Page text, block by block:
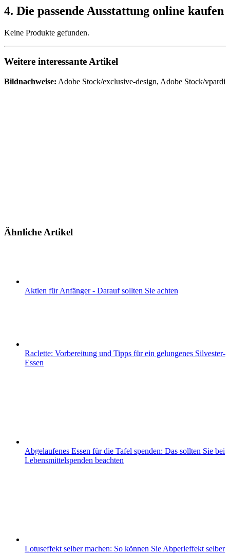
4. Die passende Ausstattung online kaufen
Keine Produkte gefunden.
Weitere interessante Artikel
Bildnachweise: Adobe Stock/exclusive-design, Adobe Stock/vpardi
Ähnliche Artikel
Aktien für Anfänger - Darauf sollten Sie achten
Raclette: Vorbereitung und Tipps für ein gelungenes Silvester-
Essen
Abgelaufenes Essen für die Tafel spenden: Das sollten Sie bei
Lebensmittelspenden beachten
Lotuseffekt selber machen: So können Sie Abperleffekt selber